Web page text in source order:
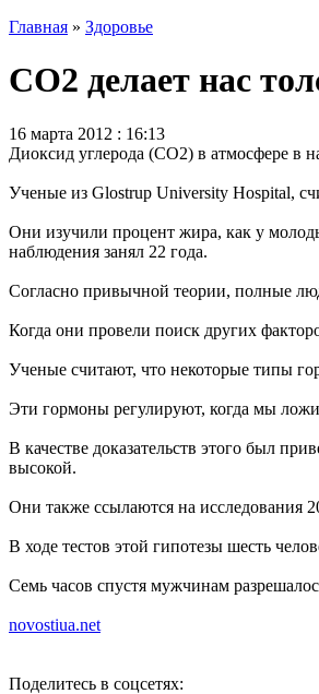
Главная » Здоровье
CO2 делает нас
16 марта 2012 : 16:13
Диоксид углерода (CO2) в атмосфере в
Ученые из Glostrup University Hospital,
Они изучили процент жира, как у
наблюдения занял 22 года.
Согласно привычной теории, полные
Когда они провели поиск других
Ученые считают, что некоторые типы
Эти гормоны регулируют, когда мы
В качестве доказательств этого был
высокой.
Они также ссылаются на исследования
В ходе тестов этой гипотезы шесть
Семь часов спустя мужчинам
novostiua.net
Поделитесь в соцсетях: